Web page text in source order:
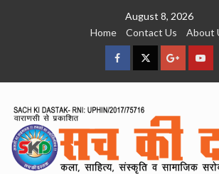
August 8, 2026
Home
Contact Us About
facebookTwitterGoogle